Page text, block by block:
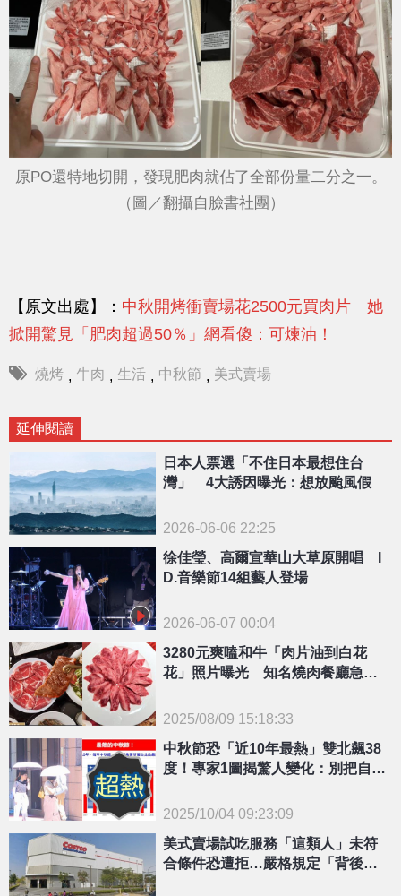
原PO還特地切開，發現肥肉就佔了全部份量二分之一。
（圖／翻攝自臉書社團）
【原文出處】： 中秋開烤衝賣場花2500元買肉片 她
掀開驚見「肥肉超過50％」網看傻：可煉油！
燒烤 , 牛肉 , 生活 , 中秋節 , 美式賣場
延伸閱讀
日本人票選「不住日本最想住台
灣」 4大誘因曝光：想放颱風假
2026-06-06 22:25
徐佳瑩、高爾宣華山大草原開唱 I
D.音樂節14組藝人登場
2026-06-07 00:04
{PLAYICON}
3280元爽嗑和牛「肉片油到白花
花」照片曝光 知名燒肉餐廳急滅
2025/08/09 15:18:33
{PLAYICON}
中秋節恐「近10年最熱」雙北飆38
度！專家1圖揭驚人變化：別把自己
2025/10/04 09:23:09
美式賣場試吃服務「這類人」未符
合條件恐遭拒…嚴格規定「背後原